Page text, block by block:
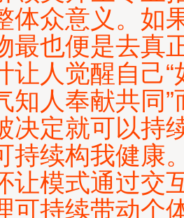
体众意义。如
最也便是去真
让人觉醒自己“
知人奉献共同”
决定就可以持
持续构我健康
让模式通过交
可持续带动个